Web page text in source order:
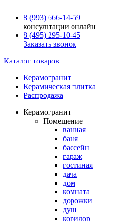
8 (993) 666-14-59
консультации онлайн
8 (495) 295-10-45
Заказать звонок
Каталог товаров
Керамогранит
Керамическая плитка
Распродажа
Керамогранит
Помещение
ванная
баня
бассейн
гараж
гостиная
дача
дом
комната
дорожки
душ
коридор